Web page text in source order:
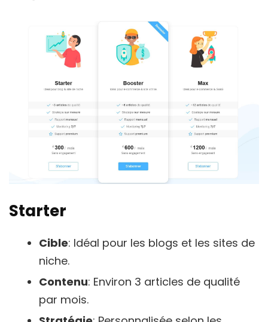
Starter
Cible: Idéal pour les blogs et les sites de
niche.
Contenu: Environ 3 articles de qualité
par mois.